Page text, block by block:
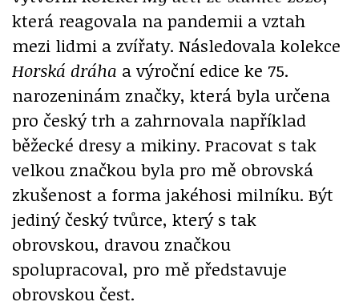
která reagovala na pandemii a vztah
mezi lidmi a zvířaty. Následovala kolekce
Horská dráha a výroční edice ke 75.
narozeninám značky, která byla určena
pro český trh a zahrnovala například
běžecké dresy a mikiny. Pracovat s tak
velkou značkou byla pro mě obrovská
zkušenost a forma jakéhosi milníku. Být
jediný český tvůrce, který s tak
obrovskou, dravou značkou
spolupracoval, pro mě představuje
obrovskou čest.